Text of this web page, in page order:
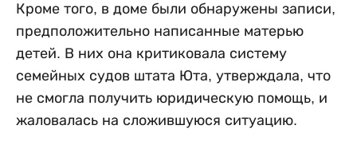
Кроме того, в доме были обнаружены записи,
предположительно написанные матерью
детей. В них она критиковала систему
семейных судов штата Юта, утверждала, что
не смогла получить юридическую помощь, и
жаловалась на сложившуюся ситуацию.